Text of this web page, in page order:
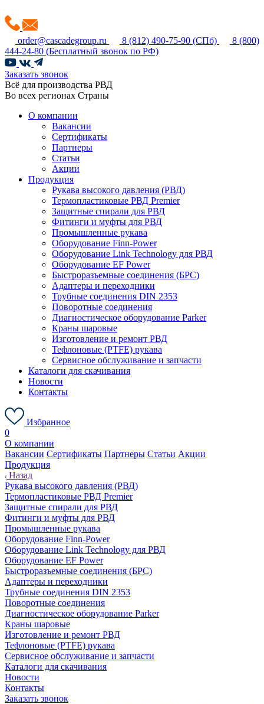
order@cascadegroup.ru 8 (812) 490-75-90 (СПб)
8 (800)
444-24-80 (Бесплатный звонок по РФ)
Заказать звонок
Всё для производства РВД
Во всех регионах Страны
О компании
Вакансии
Сертификаты
Партнеры
Статьи
Акции
Продукция
Рукава высокого давления (РВД)
Термопластиковые РВД Premier
Защитные спирали для РВД
Фитинги и муфты для РВД
Промышленные рукава
Оборудование Finn-Power
Оборудование Link Technology для РВД
Оборудование EF Power
Быстроразъемные соединения (БРС)
Адаптеры и переходники
Трубные соединения DIN 2353
Поворотные соединения
Диагностическое оборудование Parker
Краны шаровые
Изготовление и ремонт РВД
Тефлоновые (PTFE) рукава
Сервисное обслуживание и запчасти
Каталоги для скачивания
Новости
Контакты
Избранное
0
О компании
Вакансии Сертификаты Партнеры Статьи Акции
Продукция
Назад
Рукава высокого давления (РВД)
Термопластиковые РВД Premier
Защитные спирали для РВД
Фитинги и муфты для РВД
Промышленные рукава
Оборудование Finn-Power
Оборудование Link Technology для РВД
Оборудование EF Power
Быстроразъемные соединения (БРС)
Адаптеры и переходники
Трубные соединения DIN 2353
Поворотные соединения
Диагностическое оборудование Parker
Краны шаровые
Изготовление и ремонт РВД
Тефлоновые (PTFE) рукава
Сервисное обслуживание и запчасти
Каталоги для скачивания
Новости
Контакты
Заказать звонок